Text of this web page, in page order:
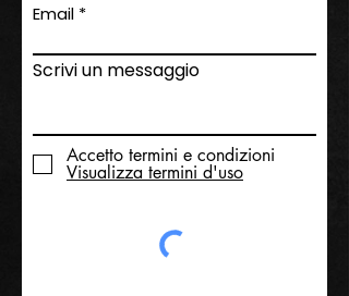
Email
Scrivi un messaggio
Accetto termini e condizioni
Visualizza termini d'uso